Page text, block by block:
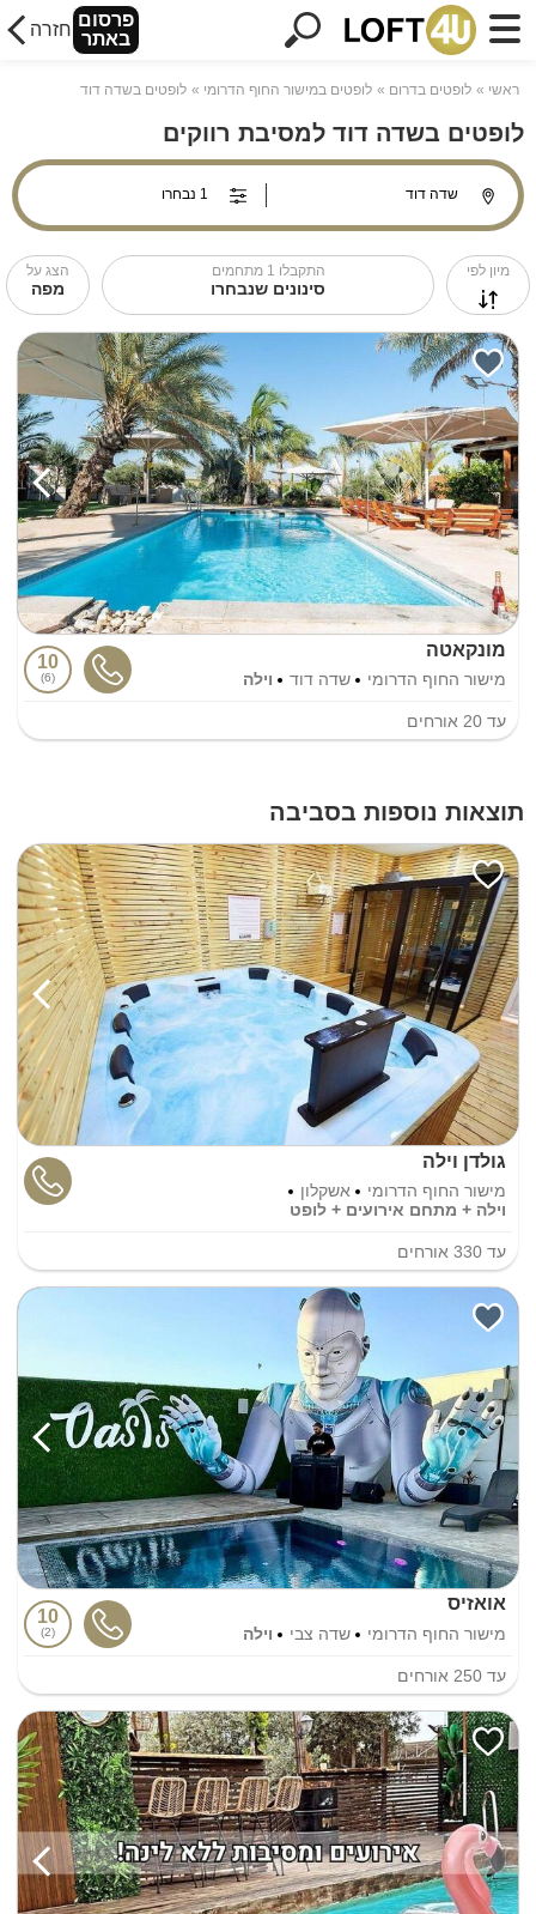
פרסום
באתר חזרה
ראשי לופטים בדרום לופטים במישור החוף הדרומי לופטים בשדה דוד
לופטים בשדה דוד למסיבת רווקים
מיון לפי התקבלו 1 מתחמים
סינונים שנבחרו
הצג על
מפה
מונקאטה
מישור החוף הדרומי שדה דוד וילה
10
6
עד 20 אורחים
תוצאות נוספות בסביבה
גולדן וילה
מישור החוף הדרומי
אשקלון
וילה + מתחם אירועים + לופט
עד 330 אורחים
אואזיס
מישור החוף הדרומי שדה צבי וילה
10
2
עד 250 אורחים